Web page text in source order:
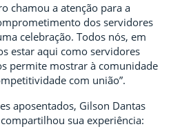
chamou a atenção para a
dos servidores
celebração. Todos nós, em
estar aqui como servidores
permite mostrar à comunidade
com união”.
aposentados, Gilson Dantas
sua experiência: